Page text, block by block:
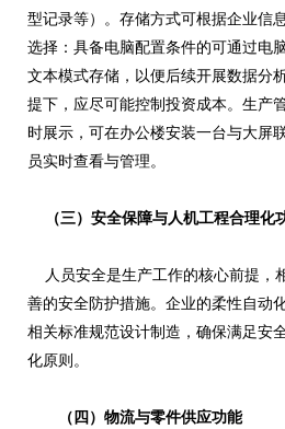
型记录等）。存储方式可根据企业信
选择：具备电脑配置条件的可通过电
文本模式存储，以便后续开展数据分
提下，应尽可能控制投资成本。生产
时展示，可在办公楼安装一台与大屏
员实时查看与管理。
（三）安全保障与人机工程合理化
人员安全是生产工作的核心前提，
善的安全防护措施。企业的柔性自动
相关标准规范设计制造，确保满足安
化原则。
（四）物流与零件供应功能